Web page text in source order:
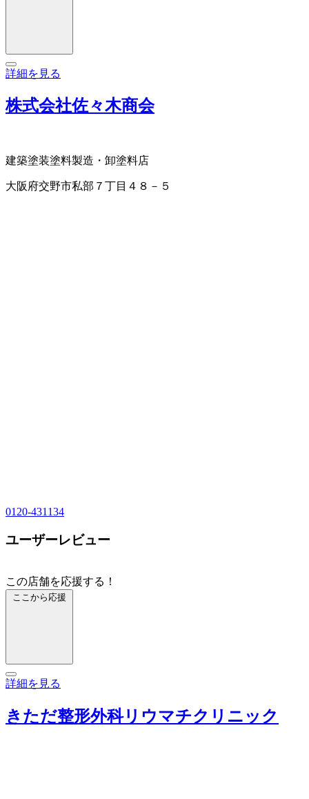
詳細を見る
株式会社佐々木商会
建築塗装塗料製造・卸塗料店
大阪府交野市私部７丁目４８－５
0120-431134
ユーザーレビュー
この店舗を応援する！
ここから応援
詳細を見る
きただ整形外科リウマチクリニック